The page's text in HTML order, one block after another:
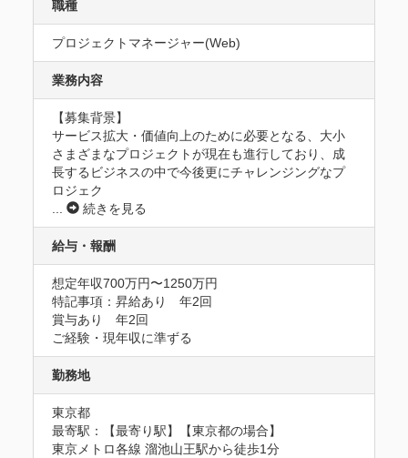
職種
プロジェクトマネージャー(Web)
業務内容
【募集背景】
サービス拡大・価値向上のために必要となる、大小
さまざまなプロジェクトが現在も進行しており、成
長するビジネスの中で今後更にチャレンジングなプ
ロジェク
続きを見る
給与・報酬
想定年収700万円〜1250万円
特記事項：昇給あり　年2回
賞与あり　年2回
ご経験・現年収に準ずる
勤務地
東京都
最寄駅：【最寄り駅】【東京都の場合】
東京メトロ各線 溜池山王駅から徒歩1分